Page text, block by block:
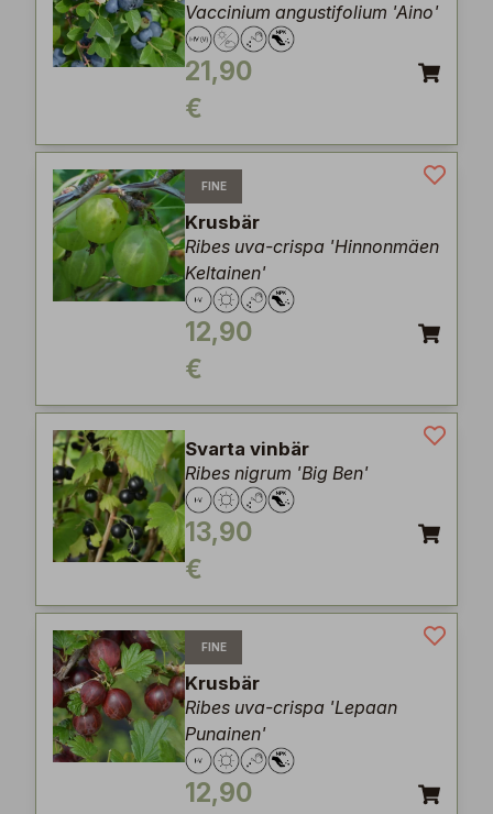
Vaccinium angustifolium 'Aino'
21,90
€
FINE
Krusbär
Ribes uva-crispa 'Hinnonmäen
Keltainen'
12,90
€
Svarta vinbär
Ribes nigrum 'Big Ben'
13,90
€
FINE
Krusbär
Ribes uva-crispa 'Lepaan
Punainen'
12,90